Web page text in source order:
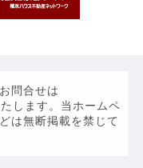
問合せは
します。当ホームペ
は無断掲載を禁じて